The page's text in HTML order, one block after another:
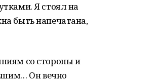
Я стоял на
быть напечатана,
со стороны и
Он вечно